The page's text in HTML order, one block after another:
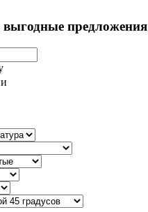
предложения